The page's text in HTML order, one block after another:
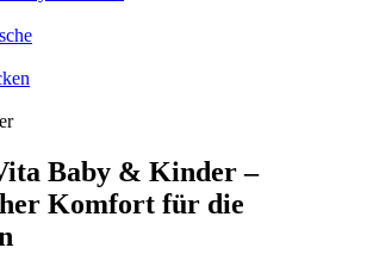
Baby & Kinder –
Komfort für die